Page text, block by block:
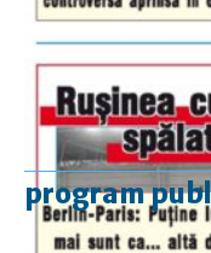
program